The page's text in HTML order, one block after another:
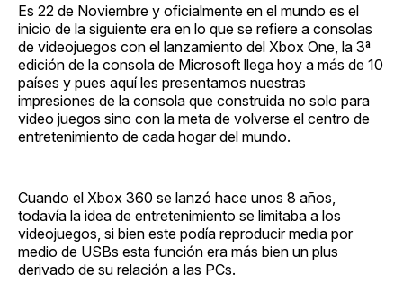
Es 22 de Noviembre y oficialmente en el mundo es el
inicio de la siguiente era en lo que se refiere a consolas
de videojuegos con el lanzamiento del Xbox One, la 3ª
edición de la consola de Microsoft llega hoy a más de 10
países y pues aquí les presentamos nuestras
impresiones de la consola que construida no solo para
video juegos sino con la meta de volverse el centro de
entretenimiento de cada hogar del mundo.
Cuando el Xbox 360 se lanzó hace unos 8 años,
todavía la idea de entretenimiento se limitaba a los
videojuegos, si bien este podía reproducir media por
medio de USBs esta función era más bien un plus
derivado de su relación a las PCs.